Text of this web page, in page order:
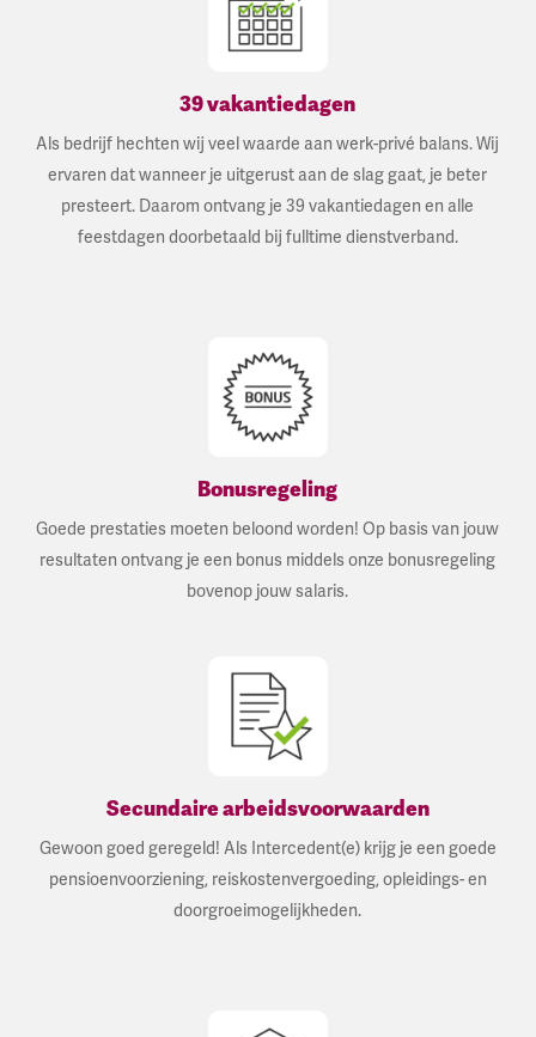
39 vakantiedagen
Als bedrijf hechten wij veel waarde aan werk-privé balans. Wij
ervaren dat wanneer je uitgerust aan de slag gaat, je beter
presteert. Daarom ontvang je 39 vakantiedagen en alle
feestdagen doorbetaald bij fulltime dienstverband.
Bonusregeling
Goede prestaties moeten beloond worden! Op basis van jouw
resultaten ontvang je een bonus middels onze bonusregeling
bovenop jouw salaris.
Secundaire arbeidsvoorwaarden
Gewoon goed geregeld! Als Intercedent(e) krijg je een goede
pensioenvoorziening, reiskostenvergoeding, opleidings- en
doorgroeimogelijkheden.